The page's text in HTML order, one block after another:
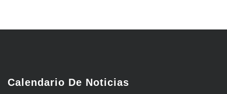
Calendario De Noticias